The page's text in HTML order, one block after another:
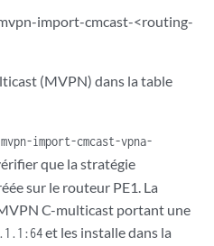
mvpn-import-cmcast-<routing-
(MVPN) dans la table
import-cmcast-vpna-
que la stratégie
sur le routeur PE1. La
C-multicast portant une
et les installe dans la